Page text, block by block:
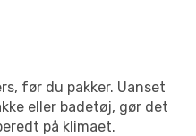
før du pakker. Uanset
eller badetøj, gør det
på klimaet.